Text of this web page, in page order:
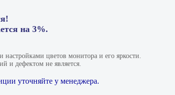
на 3%.
цветов монитора и его яркости.
и дефектом не является.
уточняйте у менеджера.